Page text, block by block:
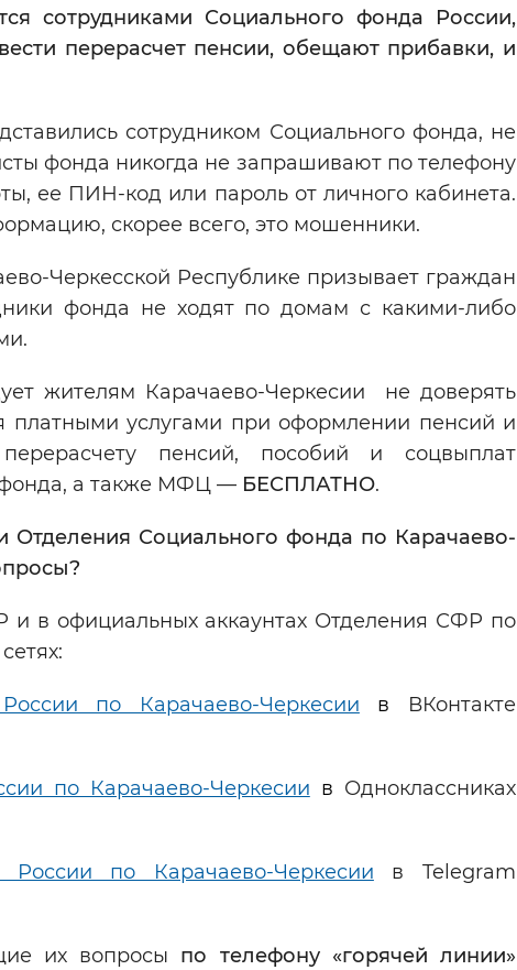
сотрудниками Социального фонда России,
перерасчет пенсии, обещают прибавки, и
сотрудником Социального фонда, не
фонда никогда не запрашивают по телефону
ее ПИН-код или пароль от личного кабинета.
скорее всего, это мошенники.
Черкесской Республике призывает граждан
фонда не ходят по домам с какими-либо
жителям Карачаево-Черкесии не доверять
платными услугами при оформлении пенсий и
пенсий, пособий и соцвыплат
фонда, а также МФЦ — БЕСПЛАТНО.
Отделения Социального фонда по Карачаево-
в официальных аккаунтах Отделения СФР по
по Карачаево-Черкесии в
ВКонтакте
по Карачаево-Черкесии в Одноклассниках
по Карачаево-Черкесии в Telegram
их вопросы по телефону «горячей линии»